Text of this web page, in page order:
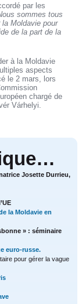
par les
sommes tous
Moldavie pour
de la part de la
à la Moldavie
aspects
le 2 mars, lors
chargé de
Várhelyi.
Josette Durrieu,
la Moldavie en
» : séminaire
euro-russe.
pour gérer la vague